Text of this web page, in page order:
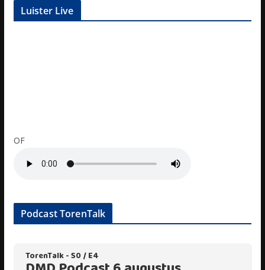
Luister Live
OF
Podcast TorenTalk